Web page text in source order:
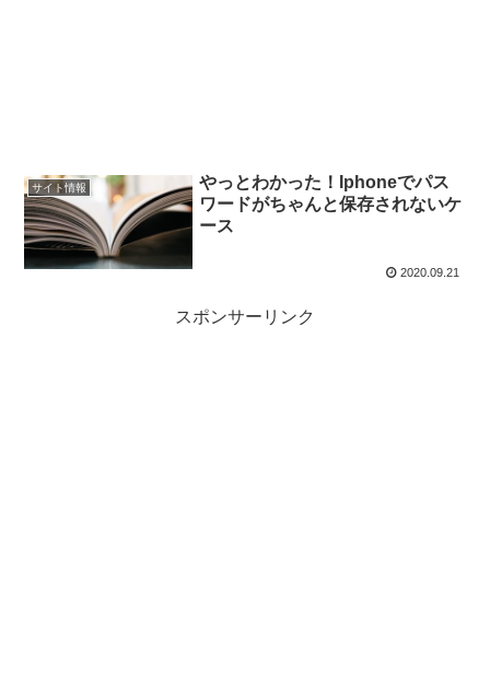
サイト情報
やっとわかった！Iphoneでパス
ワードがちゃんと保存されないケ
ース
2020.09.21
スポンサーリンク